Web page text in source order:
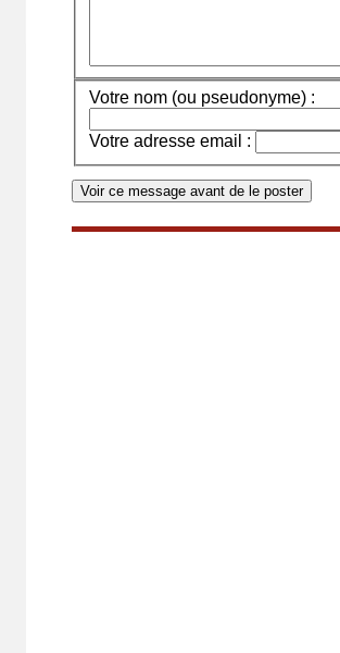
Votre nom (ou pseudonyme) :
Votre adresse email :